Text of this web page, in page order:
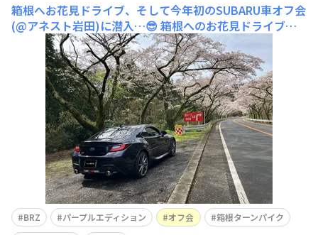
箱根へお花見ドライブ、そして今年初のSUBARU車オフ会
(@アネスト岩田)に潜入…😎 箱根へのお花見ドライブ兼
ねて、今年初のSUBARU車オフ会に潜入です…😎満開の桜
に彩られた箱根ターンパイクを心地よくドライブしながら
アネスト岩田（大観山展望台）へ到着すると、そこは下界
の天気とは別世界でした…😱強風、霧、寒冷に苛まれ富
士山は殆ど見えませんでしたが、65台のSUBARU車が集
結、顔見知
BRZ パープルエディション オフ会 箱根ターンパイク